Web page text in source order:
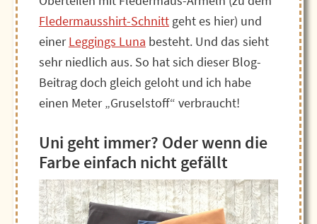
Fledermausshirt-Schnittgeht es hier) und
einerLeggings Luna besteht. Und das sieht
sehr niedlich aus. So hat sich dieser Blog-
Beitrag doch gleich geloht und ich habe
einen Meter „Gruselstoff“ verbraucht!
Uni geht immer? Oder wenn die
Farbe einfach nicht gefällt